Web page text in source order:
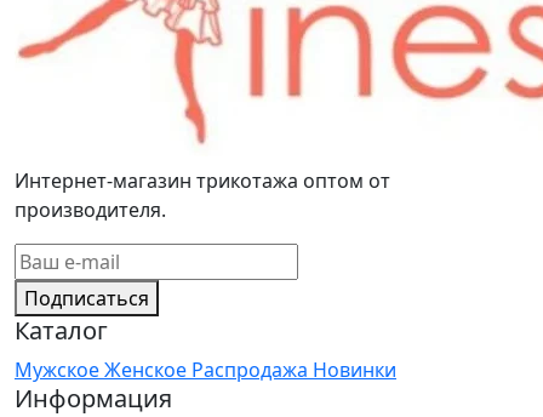
Интернет-магазин трикотажа оптом от
производителя.
Подписаться
Каталог
МужскоеЖенское Распродажа Новинки
Информация